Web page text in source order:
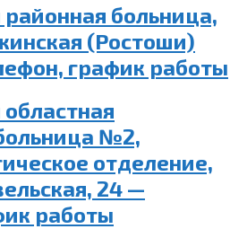
больница,
(Ростоши)
график работы
№2,
отделение,
24 —
работы